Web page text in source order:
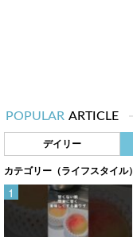
POPULAR ARTICLE
デイリー
カテゴリー（ライフスタイル）